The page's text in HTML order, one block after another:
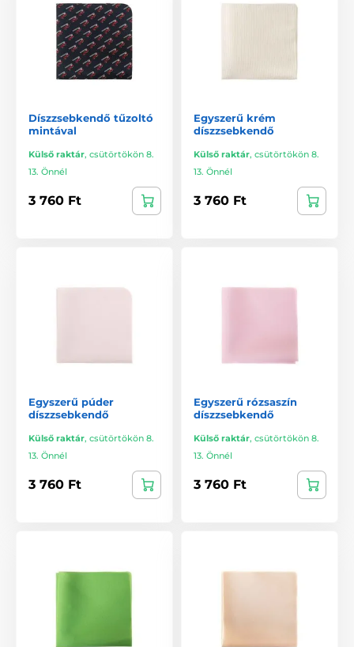
Díszzsebkendő tűzoltó
mintával
Külső raktár, csütörtökön 8.
13. Önnél
3 760 Ft
Egyszerű krém
díszzsebkendő
Külső raktár, csütörtökön 8.
13. Önnél
3 760 Ft
Egyszerű púder
díszzsebkendő
Külső raktár, csütörtökön 8.
13. Önnél
3 760 Ft
Egyszerű rózsaszín
díszzsebkendő
Külső raktár, csütörtökön 8.
13. Önnél
3 760 Ft